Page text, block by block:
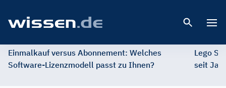
Einmalkauf versus Abonnement: Welches
Software-Lizenzmodell passt zu Ihnen?
Lego
seit